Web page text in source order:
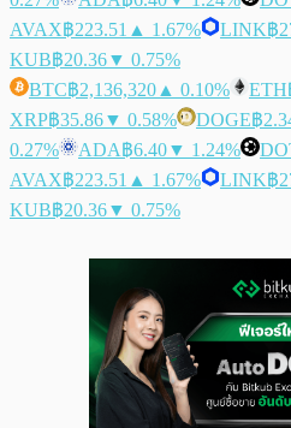
AVAX฿223.51 ▲ 1.67% LINK฿
KUB฿20.36▼ 0.75%
BTC฿2,136,320 ▲ 0.10% ETH
XRP฿35.86▼ 0.58% DOGE฿
0.27%
ADA฿6.40▼ 1.24%
AVAX฿223.51 ▲ 1.67% LINK฿
KUB฿20.36▼ 0.75%